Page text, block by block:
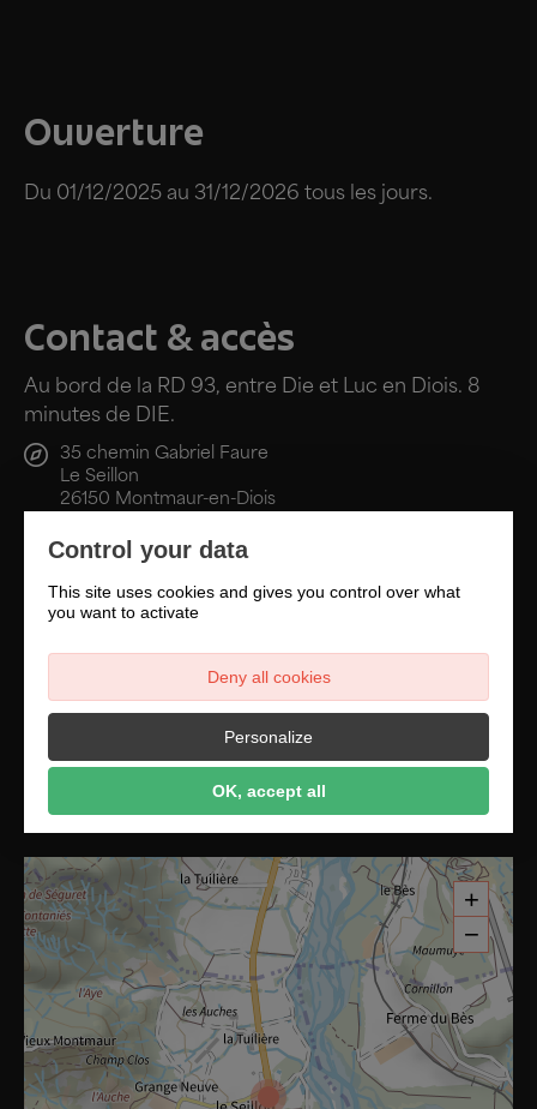
Ouverture
Du 01/12/2025 au 31/12/2026 tous les jours.
Contact & accès
Au bord de la RD 93, entre Die et Luc en Diois. 8
minutes de DIE.
35 chemin Gabriel Faure
Le Seillon
26150 Montmaur-en-Diois
Nous contacter par mail
+
−
Control your data
This site uses cookies and gives you control over what
you want to activate
OK, accept all
Deny all cookies
Personalize